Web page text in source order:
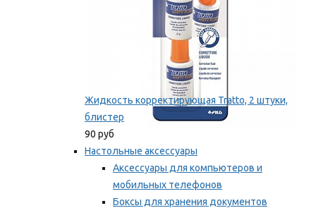
Жидкость корректирующая Tratto, 2 штуки,
блистер
90 руб
Настольные аксессуары
Аксессуары для компьютеров и
мобильных телефонов
Боксы для хранения документов